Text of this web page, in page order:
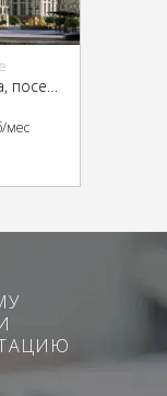
Бунинские кварталы, г. Москва, поселение Сосенское
мес